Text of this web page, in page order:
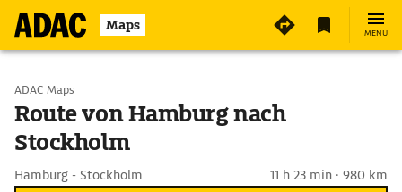
Maps MENÜ
Start wählen
Ziel eingeben
ADAC Maps
Route von Hamburg nach
Stockholm
Hamburg - Stockholm 11 h 23 min · 980 km